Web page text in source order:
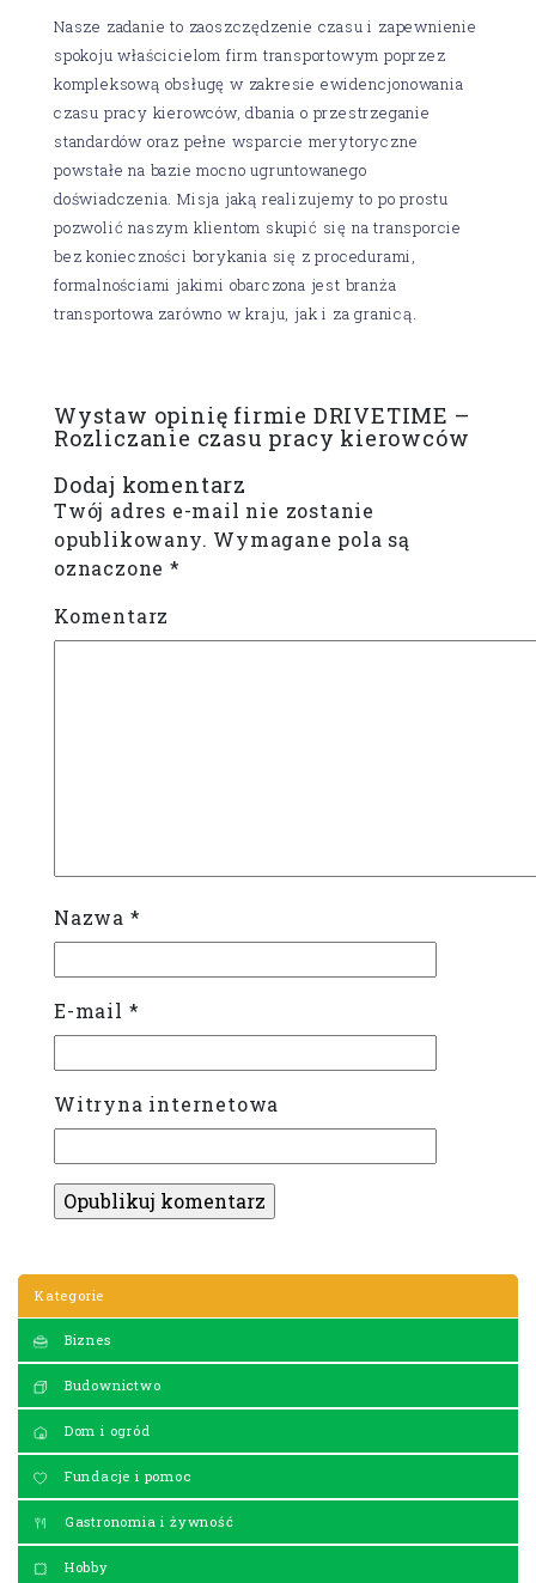
Kategorie
Biznes
Budownictwo
Dom i ogród
Fundacje i pomoc
Gastronomia i żywność
Hobby
Nasze zadanie to zaoszczędzenie czasu i zapewnienie
spokoju właścicielom firm transportowym poprzez
kompleksową obsługę w zakresie ewidencjonowania
czasu pracy kierowców, dbania o przestrzeganie
standardów oraz pełne wsparcie merytoryczne
powstałe na bazie mocno ugruntowanego
doświadczenia. Misja jaką realizujemy to po prostu
pozwolić naszym klientom skupić się na transporcie
bez konieczności borykania się z procedurami,
formalnościami jakimi obarczona jest branża
transportowa zarówno w kraju, jak i za granicą.
Wystaw opinię firmie DRIVETIME –
Rozliczanie czasu pracy kierowców
Dodaj komentarz
Twój adres e-mail nie zostanie
opublikowany. Wymagane pola są
oznaczone*
Komentarz
Nazwa *
E-mail *
Witryna internetowa